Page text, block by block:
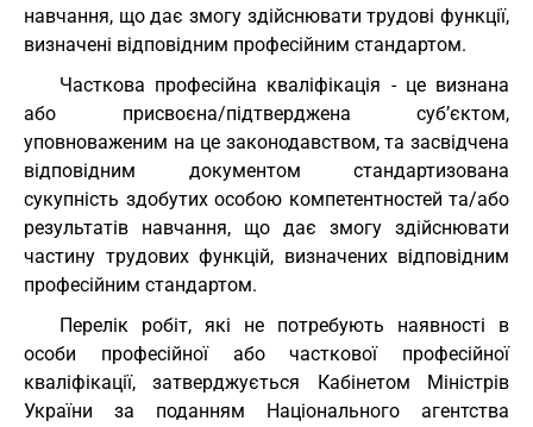
навчання, що дає змогу здійснювати трудові функції,
визначені відповідним професійним стандартом.
Часткова професійна кваліфікація - це визнана
або присвоєна/підтверджена суб’єктом,
уповноваженим на це законодавством, та засвідчена
відповідним документом стандартизована
сукупність здобутих особою компетентностей та/або
результатів навчання, що дає змогу здійснювати
частину трудових функцій, визначених відповідним
професійним стандартом.
Перелік робіт, які не потребують наявності в
особи професійної або часткової професійної
кваліфікації, затверджується Кабінетом Міністрів
України за поданням Національного агентства